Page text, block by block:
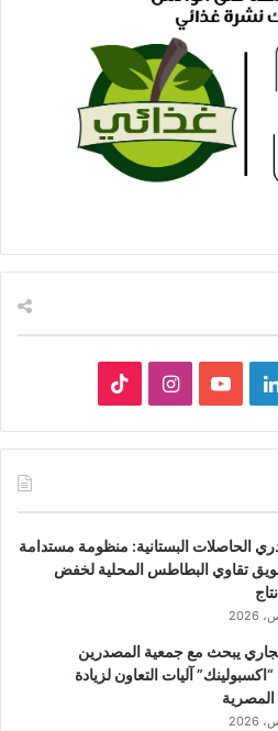
لينكدإنيوتيوبانستقرام
الحاصلات البستانية: منظومة مستدامة
تقاوي البطاطس المحلية لخفض
يبحث مع جمعية المصدرين
آليات التعاون لزيادة